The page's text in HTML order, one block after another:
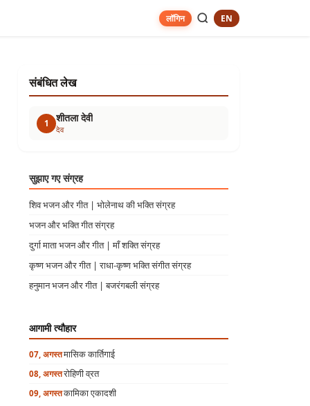
लॉगिन EN
संबंधित लेख
1 शीतला देवी
देव
सुझाए गए संग्रह
शिव भजन और गीत | भोलेनाथ की भक्ति संग्रह
भजन और भक्ति गीत संग्रह
दुर्गा माता भजन और गीत | माँ शक्ति संग्रह
कृष्ण भजन और गीत | राधा-कृष्ण भक्ति संगीत संग्रह
हनुमान भजन और गीत | बजरंगबली संग्रह
आगामी त्यौहार
07, अगस्तमासिक कार्तिगाई
08, अगस्तरोहिणी व्रत
09, अगस्तकामिका एकादशी